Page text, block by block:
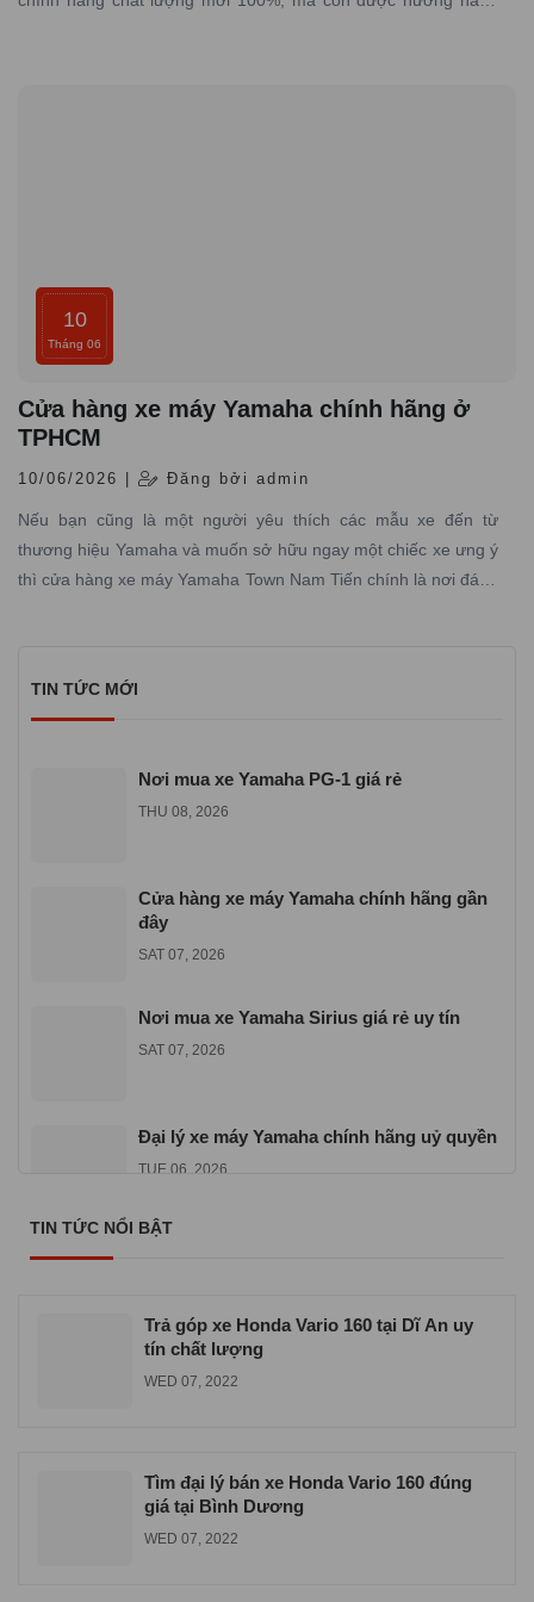
10
Tháng 06
Cửa hàng xe máy Yamaha chính hãng ở
TPHCM
10/06/2026 | Đăng bởi admin
Nếu bạn cũng là một người yêu thích các mẫu xe đến từ
thương hiệu Yamaha và muốn sở hữu ngay một chiếc xe ưng ý
thì cửa hàng xe máy Yamaha Town Nam Tiến chính là nơi đáng
TIN TỨC MỚI
Nơi mua xe Yamaha PG-1 giá rẻ
THU 08, 2026
Cửa hàng xe máy Yamaha chính hãng gần
đây
SAT 07, 2026
Nơi mua xe Yamaha Sirius giá rẻ uy tín
SAT 07, 2026
Đại lý xe máy Yamaha chính hãng uỷ quyền
TUE 06, 2026
TIN TỨC NỔI BẬT
Trả góp xe Honda Vario 160 tại Dĩ An uy
tín chất lượng
WED 07, 2022
Tìm đại lý bán xe Honda Vario 160 đúng
giá tại Bình Dương
WED 07, 2022